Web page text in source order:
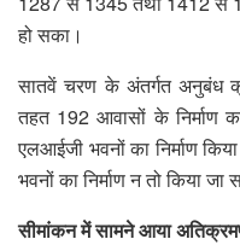
हो सका।
सातवें चरण के अंतर्गत अनुबंध
तहत 192 आवासों के निर्माण
एलआईजी भवनों का निर्माण
भवनों का निर्माण न तो किया
सीमांकन में सामने आया